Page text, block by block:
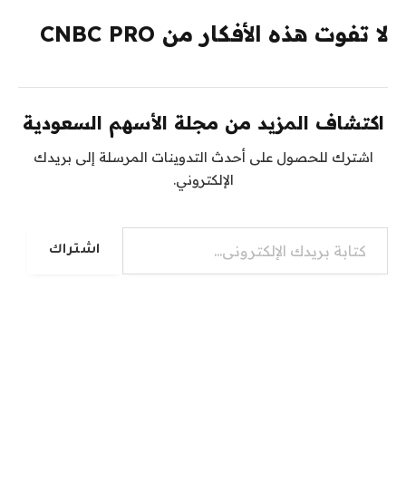
لا تفوت هذه الأفكار من CNBC PRO
اكتشاف المزيد من مجلة الأسهم السعودية
اشترك للحصول على أحدث التدوينات المرسلة إلى بريدك
الإلكتروني.
كتابة بريدك الإلكتروني...
اشتراك